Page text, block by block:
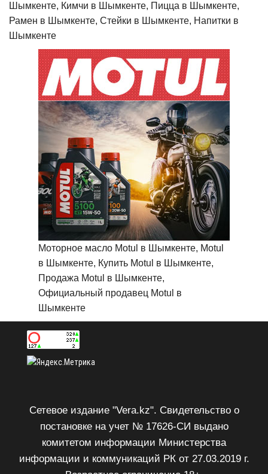
Шымкенте, Кимчи в Шымкенте, Пицца в Шымкенте,
Рамен в Шымкенте, Стейки в Шымкенте, Напитки в
Шымкенте
Моторное масло Motul в Шымкенте, Motul
в Шымкенте, Купить Motul в Шымкенте,
Продажа Motul в Шымкенте,
Официальный продавец Motul в
Шымкенте
Сетевое издание "Vera.kz". Свидетельство о
постановке на учет № 17626-СИ выдано
комитетом информации Министерства
информации и коммуникаций РК от 27.03.2019 г.